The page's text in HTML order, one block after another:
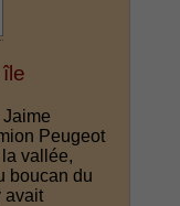
Peugeot
vallée,
boucan du
avait